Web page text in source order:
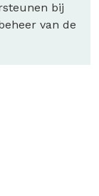
bij
van de